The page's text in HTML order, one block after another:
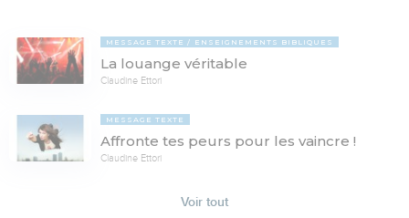
MESSAGE TEXTE ENSEIGNEMENTS BIBLIQUES
La louange véritable
Claudine Ettori
MESSAGE TEXTE
Affronte tes peurs pour les vaincre !
Claudine Ettori
Voir tout